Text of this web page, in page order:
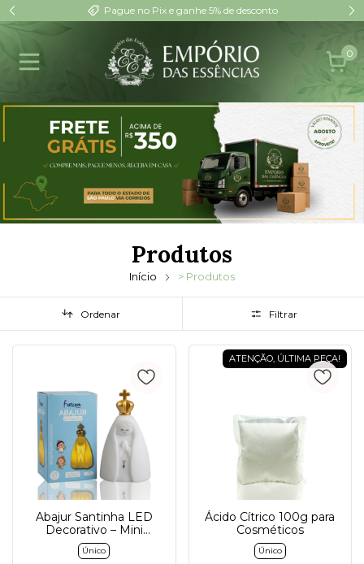
Pague no Pix e ganhe 5% de desconto
0
Produtos
Início > Produtos
Ordenar Filtrar
Abajur Santinha LED
Decorativo – Mini
Luminária com Baterias
Inclusas
Único
ATENÇÃO, ÚLTIMA PEÇA!
Ácido Cítrico 100g para
Cosméticos
Único